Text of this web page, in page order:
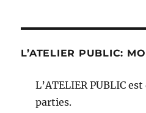
L’ATELIER PUBLIC:
L’ATELIER PUBLIC
parties.